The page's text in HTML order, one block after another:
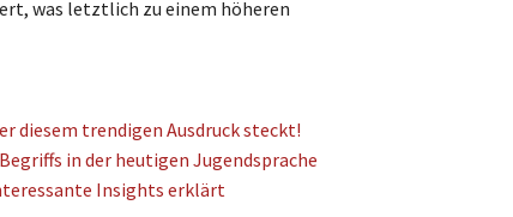
was letztlich zu einem höheren
diesem trendigen Ausdruck steckt!
in der heutigen Jugendsprache
Insights erklärt